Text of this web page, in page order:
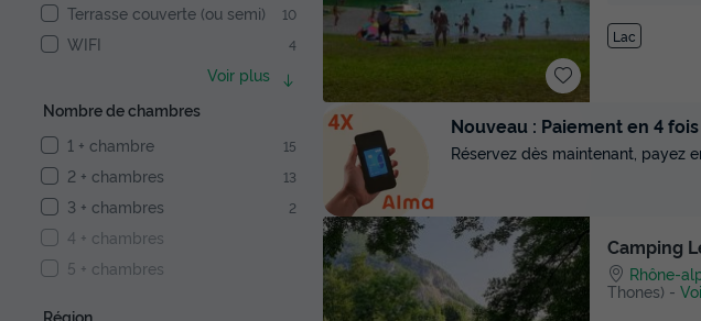
Terrasse couverte (ou semi) 10
WIFI 4
Voir plus
Nombre de chambres
1 + chambre
15
2 + chambres 13
3 + chambres 2
4 + chambres
5 + chambres
Région
Lac
Camping
Rhône-
Thones) -
Nouveau : Paiement en 4
Réservez dès maintenant, payez